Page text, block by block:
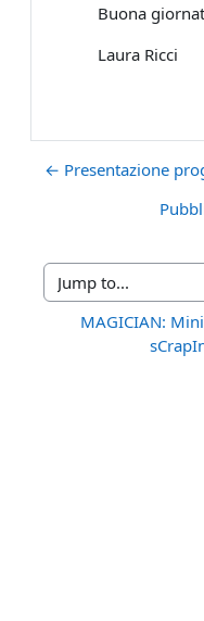
Buona
Laura Ricci
← Presentazione
Jump to...
MAGICIAN: